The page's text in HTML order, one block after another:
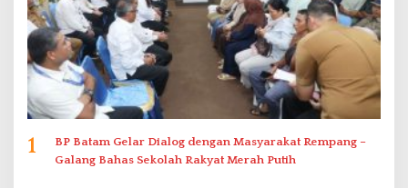
1
BP Batam Gelar Dialog dengan Masyarakat Rempang –
Galang Bahas Sekolah Rakyat Merah Putih